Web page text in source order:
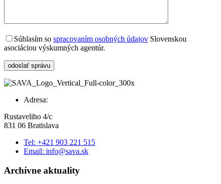
Súhlasím so spracovaním osobných údajov Slovenskou
asociáciou výskumných agentúr.
Adresa:
Rustaveliho 4/c
831 06 Bratislava
Tel: +421 903 221 515
Email: info@sava.sk
Archívne aktuality